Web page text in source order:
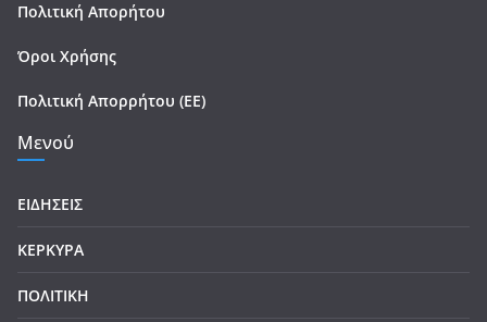
Πολιτική Απορήτου
Όροι Χρήσης
Πολιτική Απορρήτου (ΕΕ)
Μενού
ΕΙΔΗΣΕΙΣ
ΚΕΡΚΥΡΑ
ΠΟΛΙΤΙΚΗ